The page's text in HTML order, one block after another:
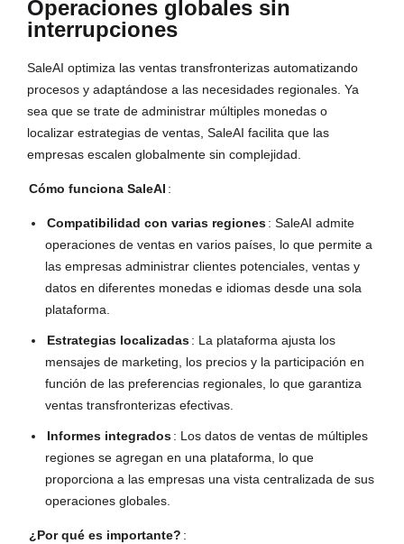
Operaciones globales sin
interrupciones
SaleAI optimiza las ventas transfronterizas automatizando
procesos y adaptándose a las necesidades regionales. Ya
sea que se trate de administrar múltiples monedas o
localizar estrategias de ventas, SaleAI facilita que las
empresas escalen globalmente sin complejidad.
Cómo funciona SaleAI :
Compatibilidad con varias regiones: SaleAI admite
operaciones de ventas en varios países, lo que permite a
las empresas administrar clientes potenciales, ventas y
datos en diferentes monedas e idiomas desde una sola
plataforma.
Estrategias localizadas: La plataforma ajusta los
mensajes de marketing, los precios y la participación en
función de las preferencias regionales, lo que garantiza
ventas transfronterizas efectivas.
Informes integrados: Los datos de ventas de múltiples
regiones se agregan en una plataforma, lo que
proporciona a las empresas una vista centralizada de sus
operaciones globales.
¿Por qué es importante? :